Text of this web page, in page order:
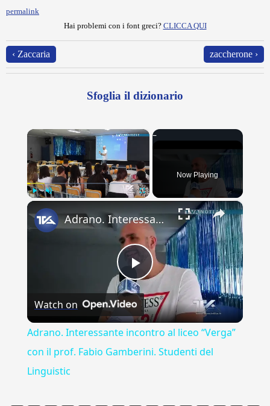
permalink
Hai problemi con i font greci? CLICCA QUI
‹ Zaccaria zaccherone ›
Sfoglia il dizionario
×
Now Playing
×
Play
Video
Adrano. Interessante incontro al liceo “Verga” con il prof. Fabio Gamberini. Studenti del Linguistic
Watch on
Adrano. Interessante incontro al liceo “Verga”
con il prof. Fabio Gamberini. Studenti del
Linguistic